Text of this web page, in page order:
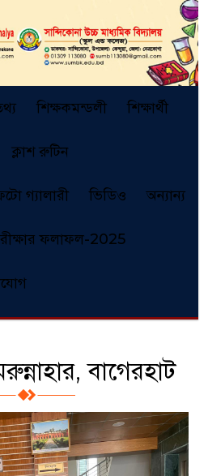
শিক্ষকমন্ডলী শিক্ষার্থী
ক্লাশ রুটিন
গ্যালারী ভিডিও অন্যান্য
ফলাফল-2025
বাগেরহাট